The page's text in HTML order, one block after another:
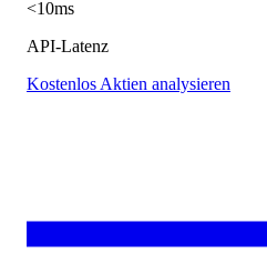
<10ms
API-Latenz
Kostenlos Aktien analysieren